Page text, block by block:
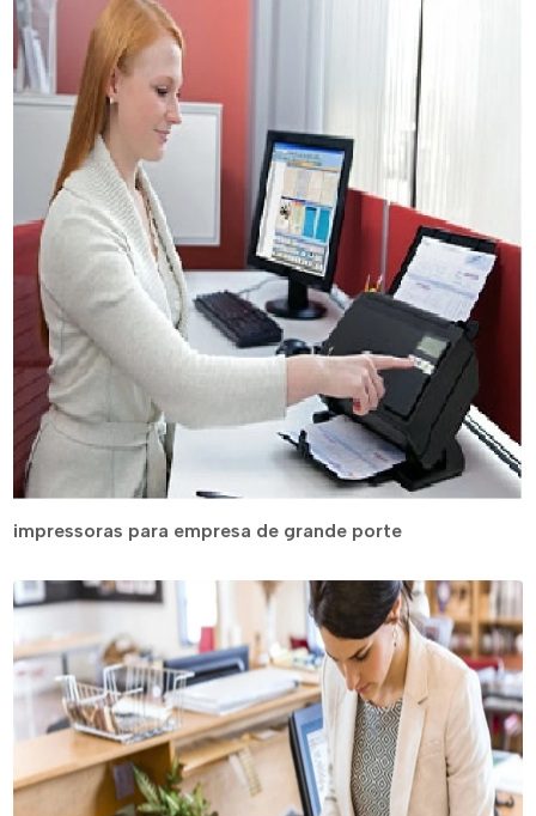
impressoras para empresa de grande porte